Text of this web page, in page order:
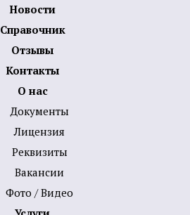
Новости
Справочник
Отзывы
Контакты
О нас
Документы
Лицензия
Реквизиты
Вакансии
Фото / Видео